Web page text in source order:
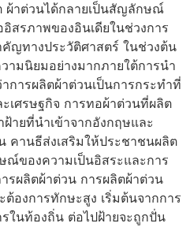
ผ้าต่วนได้กลายเป็นสัญลักษณ์
สรภาพของอินเดียในช่วงการ
ญทางประวัติศาสตร์ ในช่วงต้น
ามนิยมอย่างมากภายใต้การนำ
การผลิตผ้าต่วนเป็นการกระทำที่
เศรษฐกิจ การทอผ้าต่วนที่ผลิต
ายที่นำเข้าจากอังกฤษและ
คานธีส่งเสริมให้ประชาชนผลิต
ณ์ของความเป็นอิสระและการ
ผลิตผ้าต่วน การผลิตผ้าต่วน
องการทักษะสูง เริ่มต้นจากการ
ในท้องถิ่น ต่อไปฝ้ายจะถูกปั่น